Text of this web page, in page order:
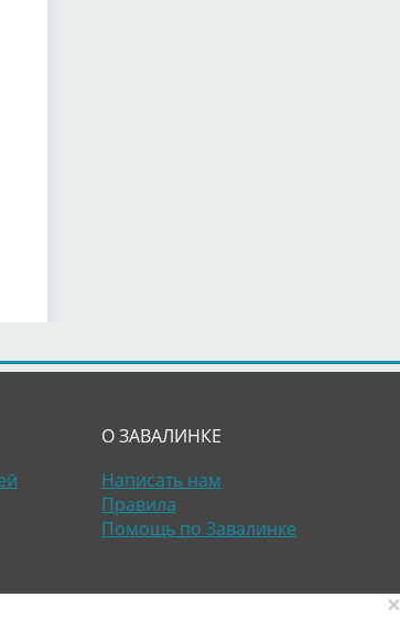
О ЗАВАЛИНКЕ
Написать нам
Правила
Помощь по Завалинке
×